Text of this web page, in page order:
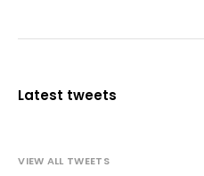
Latest tweets
VIEW ALL TWEETS